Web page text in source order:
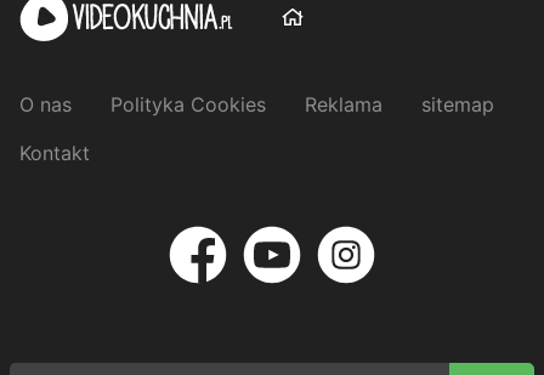
O nas Polityka Cookies Reklama
sitemap
Kontakt